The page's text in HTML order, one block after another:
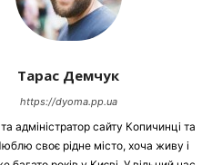
Тарас Демчук
https://dyoma.pp.ua
адміністратор сайту Копичинці та
своє рідне місто, хоча живу і